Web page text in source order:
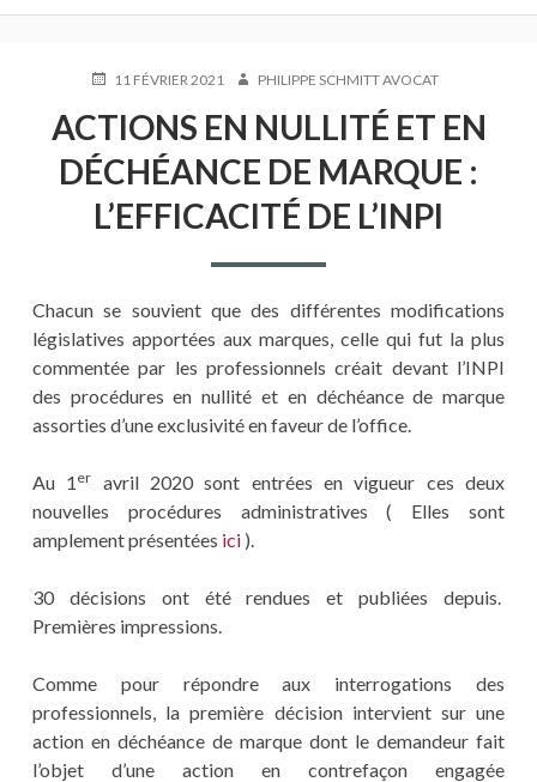
PUBLIÉ11 FÉVRIER 2021 AUTEURPHILIPPE SCHMITT AVOCAT
ACTIONS EN NULLITÉ ET EN
DÉCHÉANCE DE MARQUE :
L’EFFICACITÉ DE L’INPI
Chacun se souvient que des différentes modifications
législatives apportées aux marques, celle qui fut la plus
commentée par les professionnels créait devant l’INPI
des procédures en nullité et en déchéance de marque
assorties d’une exclusivité en faveur de l’office.
Au 1 er
avril 2020 sont entrées en vigueur ces deux
nouvelles procédures administratives ( Elles sont
amplement présentées ici).
30 décisions ont été rendues et publiées depuis.
Premières impressions.
Comme pour répondre aux interrogations des
professionnels, la première décision intervient sur une
action en déchéance de marque dont le demandeur fait
l’objet d’une action en contrefaçon engagée